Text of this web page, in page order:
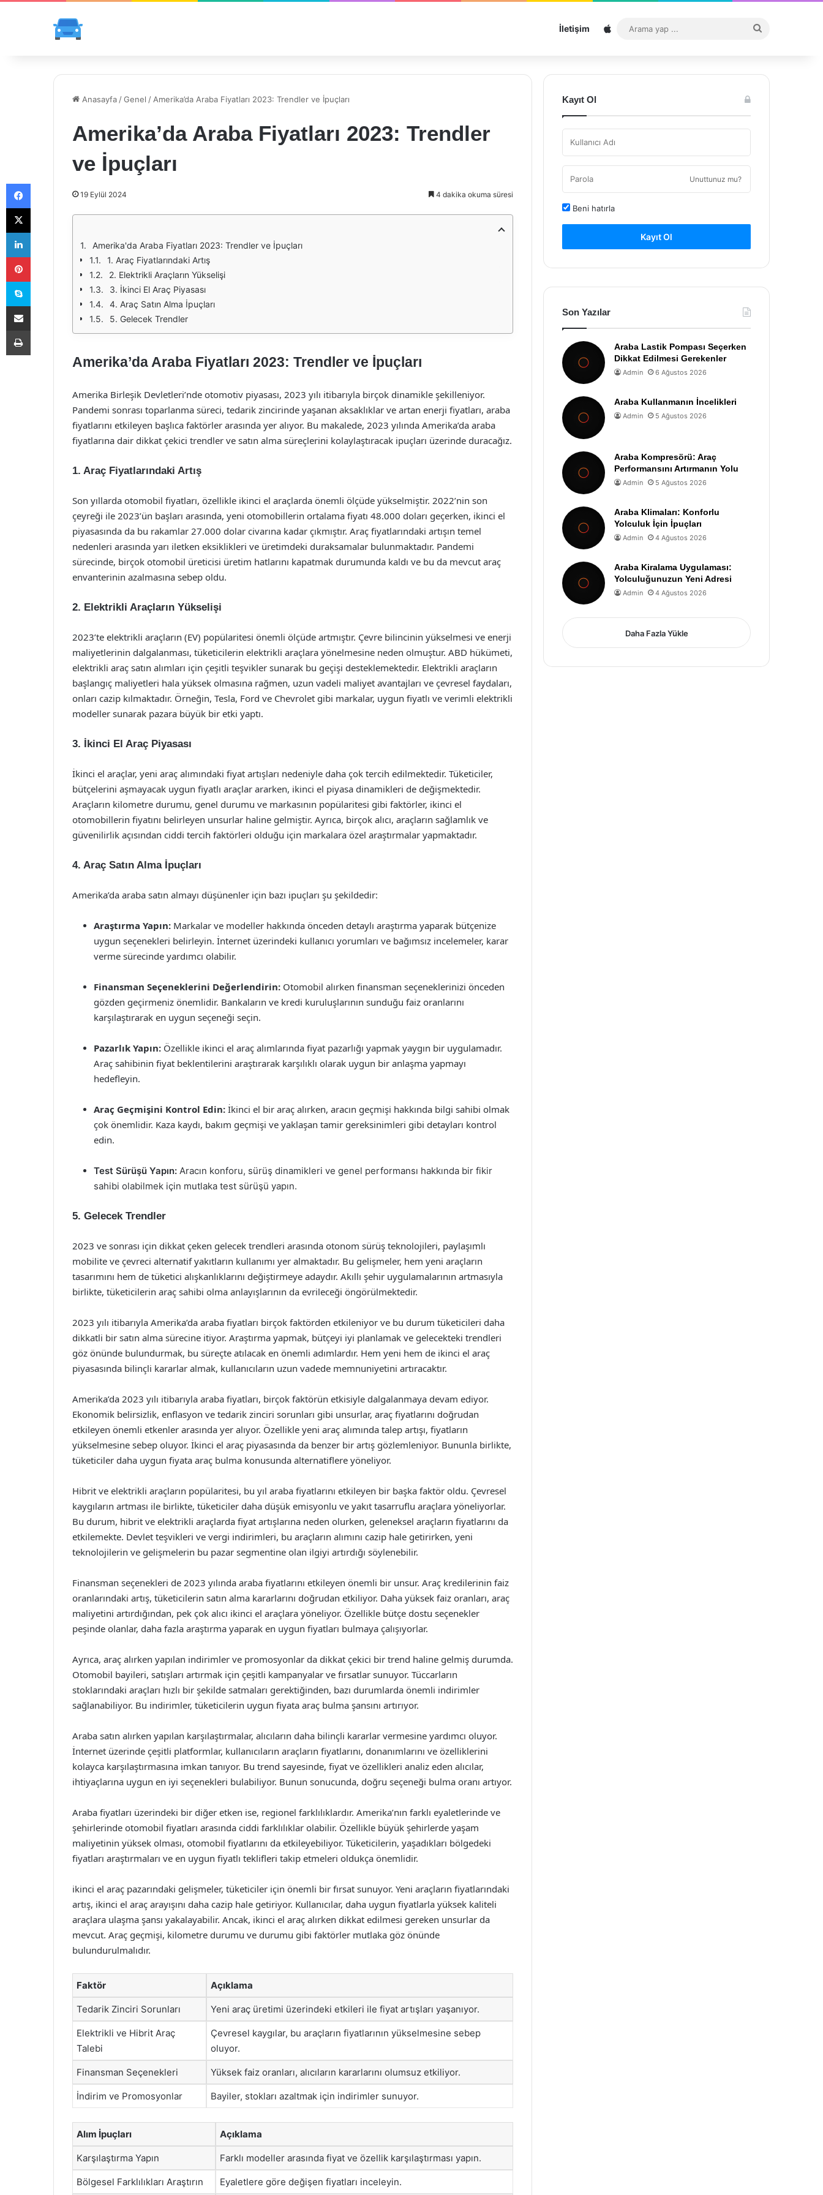
İletişim Sitemap
...
Anasayfa /Genel / Amerika’da Araba Fiyatları 2023: Trendler ve İpuçları
Amerika’da Araba Fiyatları 2023: Trendler
ve İpuçları
19 Eylül 2024 4 dakika okuma süresi
Amerika'da Araba Fiyatları 2023: Trendler ve İpuçları
1. Araç Fiyatlarındaki Artış
2. Elektrikli Araçların Yükselişi
3. İkinci El Araç Piyasası
4. Araç Satın Alma İpuçları
5. Gelecek Trendler
Amerika’da Araba Fiyatları 2023: Trendler ve İpuçları
Amerika Birleşik Devletleri’nde otomotiv piyasası, 2023 yılı itibarıyla birçok dinamikle şekilleniyor.
Pandemi sonrası toparlanma süreci, tedarik zincirinde yaşanan aksaklıklar ve artan enerji fiyatları, araba
fiyatlarını etkileyen başlıca faktörler arasında yer alıyor. Bu makalede, 2023 yılında Amerika’da araba
fiyatlarına dair dikkat çekici trendler ve satın alma süreçlerini kolaylaştıracak ipuçları üzerinde duracağız.
1. Araç Fiyatlarındaki Artış
Son yıllarda otomobil fiyatları, özellikle ikinci el araçlarda önemli ölçüde yükselmiştir. 2022’nin son
çeyreği ile 2023’ün başları arasında, yeni otomobillerin ortalama fiyatı 48.000 doları geçerken, ikinci el
piyasasında da bu rakamlar 27.000 dolar civarına kadar çıkmıştır. Araç fiyatlarındaki artışın temel
nedenleri arasında yarı iletken eksiklikleri ve üretimdeki duraksamalar bulunmaktadır. Pandemi
sürecinde, birçok otomobil üreticisi üretim hatlarını kapatmak durumunda kaldı ve bu da mevcut araç
envanterinin azalmasına sebep oldu.
2. Elektrikli Araçların Yükselişi
2023’te elektrikli araçların (EV) popülaritesi önemli ölçüde artmıştır. Çevre bilincinin yükselmesi ve enerji
maliyetlerinin dalgalanması, tüketicilerin elektrikli araçlara yönelmesine neden olmuştur. ABD hükümeti,
elektrikli araç satın alımları için çeşitli teşvikler sunarak bu geçişi desteklemektedir. Elektrikli araçların
başlangıç maliyetleri hala yüksek olmasına rağmen, uzun vadeli maliyet avantajları ve çevresel faydaları,
onları cazip kılmaktadır. Örneğin, Tesla, Ford ve Chevrolet gibi markalar, uygun fiyatlı ve verimli elektrikli
modeller sunarak pazara büyük bir etki yaptı.
3. İkinci El Araç Piyasası
İkinci el araçlar, yeni araç alımındaki fiyat artışları nedeniyle daha çok tercih edilmektedir. Tüketiciler,
bütçelerini aşmayacak uygun fiyatlı araçlar ararken, ikinci el piyasa dinamikleri de değişmektedir.
Araçların kilometre durumu, genel durumu ve markasının popülaritesi gibi faktörler, ikinci el
otomobillerin fiyatını belirleyen unsurlar haline gelmiştir. Ayrıca, birçok alıcı, araçların sağlamlık ve
güvenilirlik açısından ciddi tercih faktörleri olduğu için markalara özel araştırmalar yapmaktadır.
4. Araç Satın Alma İpuçları
Amerika’da araba satın almayı düşünenler için bazı ipuçları şu şekildedir:
Araştırma Yapın: Markalar ve modeller hakkında önceden detaylı araştırma yaparak bütçenize
uygun seçenekleri belirleyin. İnternet üzerindeki kullanıcı yorumları ve bağımsız incelemeler, karar
verme sürecinde yardımcı olabilir.
Finansman Seçeneklerini Değerlendirin: Otomobil alırken finansman seçeneklerinizi önceden
gözden geçirmeniz önemlidir. Bankaların ve kredi kuruluşlarının sunduğu faiz oranlarını
karşılaştırarak en uygun seçeneği seçin.
Pazarlık Yapın: Özellikle ikinci el araç alımlarında fiyat pazarlığı yapmak yaygın bir uygulamadır.
Araç sahibinin fiyat beklentilerini araştırarak karşılıklı olarak uygun bir anlaşma yapmayı
hedefleyin.
Araç Geçmişini Kontrol Edin: İkinci el bir araç alırken, aracın geçmişi hakkında bilgi sahibi olmak
çok önemlidir. Kaza kaydı, bakım geçmişi ve yaklaşan tamir gereksinimleri gibi detayları kontrol
edin.
Test Sürüşü Yapın: Aracın konforu, sürüş dinamikleri ve genel performansı hakkında bir fikir
sahibi olabilmek için mutlaka test sürüşü yapın.
5. Gelecek Trendler
2023 ve sonrası için dikkat çeken gelecek trendleri arasında otonom sürüş teknolojileri, paylaşımlı
mobilite ve çevreci alternatif yakıtların kullanımı yer almaktadır. Bu gelişmeler, hem yeni araçların
tasarımını hem de tüketici alışkanlıklarını değiştirmeye adaydır. Akıllı şehir uygulamalarının artmasıyla
birlikte, tüketicilerin araç sahibi olma anlayışlarının da evrileceği öngörülmektedir.
2023 yılı itibarıyla Amerika’da araba fiyatları birçok faktörden etkileniyor ve bu durum tüketicileri daha
dikkatli bir satın alma sürecine itiyor. Araştırma yapmak, bütçeyi iyi planlamak ve gelecekteki trendleri
göz önünde bulundurmak, bu süreçte atılacak en önemli adımlardır. Hem yeni hem de ikinci el araç
piyasasında bilinçli kararlar almak, kullanıcıların uzun vadede memnuniyetini artıracaktır.
Amerika’da 2023 yılı itibarıyla araba fiyatları, birçok faktörün etkisiyle dalgalanmaya devam ediyor.
Ekonomik belirsizlik, enflasyon ve tedarik zinciri sorunları gibi unsurlar, araç fiyatlarını doğrudan
etkileyen önemli etkenler arasında yer alıyor. Özellikle yeni araç alımında talep artışı, fiyatların
yükselmesine sebep oluyor. İkinci el araç piyasasında da benzer bir artış gözlemleniyor. Bununla birlikte,
tüketiciler daha uygun fiyata araç bulma konusunda alternatiflere yöneliyor.
Hibrit ve elektrikli araçların popülaritesi, bu yıl araba fiyatlarını etkileyen bir başka faktör oldu. Çevresel
kaygıların artması ile birlikte, tüketiciler daha düşük emisyonlu ve yakıt tasarruflu araçlara yöneliyorlar.
Bu durum, hibrit ve elektrikli araçlarda fiyat artışlarına neden olurken, geleneksel araçların fiyatlarını da
etkilemekte. Devlet teşvikleri ve vergi indirimleri, bu araçların alımını cazip hale getirirken, yeni
teknolojilerin ve gelişmelerin bu pazar segmentine olan ilgiyi artırdığı söylenebilir.
Finansman seçenekleri de 2023 yılında araba fiyatlarını etkileyen önemli bir unsur. Araç kredilerinin faiz
oranlarındaki artış, tüketicilerin satın alma kararlarını doğrudan etkiliyor. Daha yüksek faiz oranları, araç
maliyetini artırdığından, pek çok alıcı ikinci el araçlara yöneliyor. Özellikle bütçe dostu seçenekler
peşinde olanlar, daha fazla araştırma yaparak en uygun fiyatları bulmaya çalışıyorlar.
Ayrıca, araç alırken yapılan indirimler ve promosyonlar da dikkat çekici bir trend haline gelmiş durumda.
Otomobil bayileri, satışları artırmak için çeşitli kampanyalar ve fırsatlar sunuyor. Tüccarların
stoklarındaki araçları hızlı bir şekilde satmaları gerektiğinden, bazı durumlarda önemli indirimler
sağlanabiliyor. Bu indirimler, tüketicilerin uygun fiyata araç bulma şansını artırıyor.
Araba satın alırken yapılan karşılaştırmalar, alıcıların daha bilinçli kararlar vermesine yardımcı oluyor.
İnternet üzerinde çeşitli platformlar, kullanıcıların araçların fiyatlarını, donanımlarını ve özelliklerini
kolayca karşılaştırmasına imkan tanıyor. Bu trend sayesinde, fiyat ve özellikleri analiz eden alıcılar,
ihtiyaçlarına uygun en iyi seçenekleri bulabiliyor. Bunun sonucunda, doğru seçeneği bulma oranı artıyor.
Araba fiyatları üzerindeki bir diğer etken ise, regionel farklılıklardır. Amerika’nın farklı eyaletlerinde ve
şehirlerinde otomobil fiyatları arasında ciddi farklılıklar olabilir. Özellikle büyük şehirlerde yaşam
maliyetinin yüksek olması, otomobil fiyatlarını da etkileyebiliyor. Tüketicilerin, yaşadıkları bölgedeki
fiyatları araştırmaları ve en uygun fiyatlı teklifleri takip etmeleri oldukça önemlidir.
ikinci el araç pazarındaki gelişmeler, tüketiciler için önemli bir fırsat sunuyor. Yeni araçların fiyatlarındaki
artış, ikinci el araç arayışını daha cazip hale getiriyor. Kullanıcılar, daha uygun fiyatlarla yüksek kaliteli
araçlara ulaşma şansı yakalayabilir. Ancak, ikinci el araç alırken dikkat edilmesi gereken unsurlar da
mevcut. Araç geçmişi, kilometre durumu ve durumu gibi faktörler mutlaka göz önünde
bulundurulmalıdır.
Faktör Açıklama
Tedarik Zinciri Sorunları Yeni araç üretimi üzerindeki etkileri ile fiyat artışları yaşanıyor.
Elektrikli ve Hibrit Araç
Talebi
Çevresel kaygılar, bu araçların fiyatlarının yükselmesine sebep
oluyor.
Finansman Seçenekleri Yüksek faiz oranları, alıcıların kararlarını olumsuz etkiliyor.
İndirim ve Promosyonlar Bayiler, stokları azaltmak için indirimler sunuyor.
Alım İpuçları Açıklama
Karşılaştırma Yapın Farklı modeller arasında fiyat ve özellik karşılaştırması yapın.
Bölgesel Farklılıkları Araştırın Eyaletlere göre değişen fiyatları inceleyin.
Kayıt Ol
Unuttunuz mu?
Beni hatırla
Kayıt Ol
Son Yazılar
Araba Lastik Pompası Seçerken
Dikkat Edilmesi Gerekenler
Admin 6 Ağustos 2026
Araba Kullanmanın İncelikleri
Admin 5 Ağustos 2026
Araba Kompresörü: Araç
Performansını Artırmanın Yolu
Admin 5 Ağustos 2026
Araba Klimaları: Konforlu
Yolculuk İçin İpuçları
Admin 4 Ağustos 2026
Araba Kiralama Uygulaması:
Yolculuğunuzun Yeni Adresi
Admin 4 Ağustos 2026
Daha Fazla Yükle
Facebook
X
LinkedIn
Pinterest
Skype
E-Posta ile paylaş